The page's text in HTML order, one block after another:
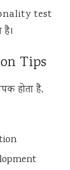
test
Tips
होता है,